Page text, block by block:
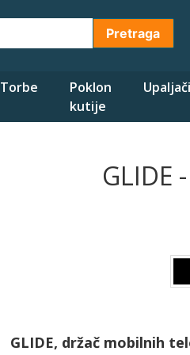
Pretraga
Torbe
Poklon
kutije
Upaljači
GLIDE
GLIDE, držač mobilnih